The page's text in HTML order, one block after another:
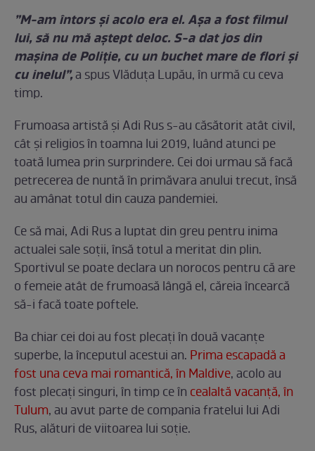
”M-am întors și acolo era el. Așa a fost filmul
lui, să nu mă aștept deloc. S-a dat jos din
mașina de Poliție, cu un buchet mare de flori și
cu inelul”,a spus Vlăduța Lupău, în urmă cu ceva
timp.
Frumoasa artistă și Adi Rus s-au căsătorit atât civil,
cât și religios în toamna lui 2019, luând atunci pe
toată lumea prin surprindere. Cei doi urmau să facă
petrecerea de nuntă în primăvara anului trecut, însă
au amânat totul din cauza pandemiei.
Ce să mai, Adi Rus a luptat din greu pentru inima
actualei sale soții, însă totul a meritat din plin.
Sportivul se poate declara un norocos pentru că are
o femeie atât de frumoasă lângă el, căreia încearcă
să-i facă toate poftele.
Ba chiar cei doi au fost plecați în două vacanțe
superbe, la începutul acestui an. Prima escapadă a
fost una ceva mai romantică, în Maldive, acolo au
fost plecați singuri, în timp ce în cealaltă vacanță, în
Tulum, au avut parte de compania fratelui lui Adi
Rus, alături de viitoarea lui soție.